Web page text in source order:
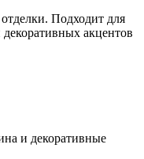
Подходит для
акцентов
и декоративные